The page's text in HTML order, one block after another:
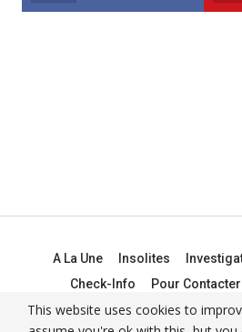
A La Une Insolites
Check-Info
Pour Contacter
This website uses cookies to